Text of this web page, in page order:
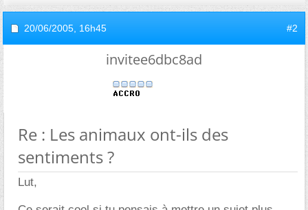
20/06/2005, 16h45 #2
invitee6dbc8ad
Re : Les animaux ont-ils des
sentiments ?
Lut,